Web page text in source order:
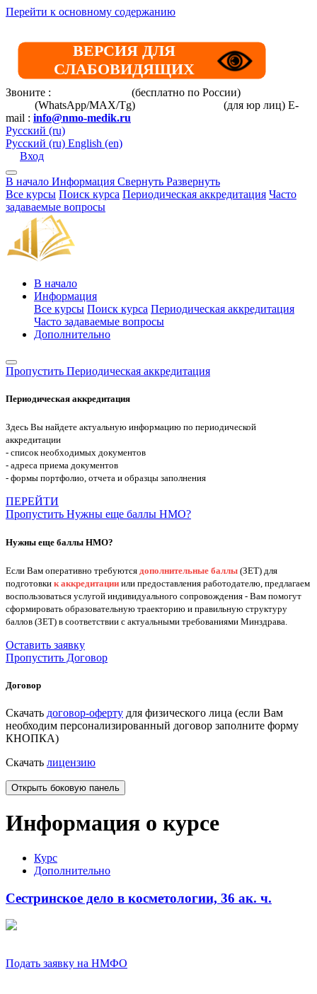
Перейти к основному содержанию
ВЕРСИЯ ДЛЯ
СЛАБОВИДЯЩИХ
Звоните : (бесплатно по России)
(WhatsApp/MAX/Tg) (для юр лиц) E-
mail : info@nmo-medik.ru
Русский ‎(ru)‎
Русский ‎(ru)‎ English ‎(en)‎
Вход
В начало Информация Свернуть Развернуть
Все курсы Поиск курса Периодическая аккредитация Часто
задаваемые вопросы
В начало
Информация
Все курсы Поиск курса Периодическая аккредитация
Часто задаваемые вопросы
Дополнительно
Пропустить Периодическая аккредитация
Периодическая аккредитация
Здесь Вы найдете актуальную информацию по периодической
аккредитации
- список необходимых документов
- адреса приема документов
- формы портфолио, отчета и образцы заполнения
ПЕРЕЙТИ
Пропустить Нужны еще баллы НМО?
Нужны еще баллы НМО?
Если Вам оперативно требуются дополнительные баллы (ЗЕТ) для
подготовки к аккредитации или предоставления работодателю, предлагаем
воспользоваться услугой индивидуального сопровождения - Вам помогут
сформировать образовательную траекторию и правильную структуру
баллов (ЗЕТ) в соответствии с актуальными требованиями Минздрава.
Оставить заявку
Пропустить Договор
Договор
Скачать договор-оферту для физического лица (если Вам
необходим персонализированный договор заполните форму
КНОПКА)
Скачать лицензию
Открыть боковую панель
Информация о курсе
Курс
Дополнительно
Сестринское дело в косметологии, 36 ак. ч.
Подать заявку на НМФО